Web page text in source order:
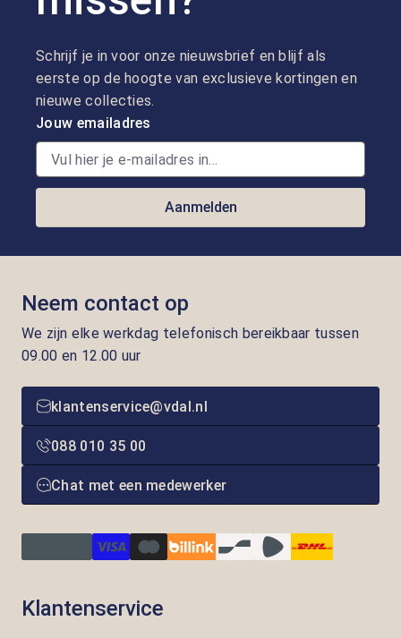
Schrijf je in voor onze nieuwsbrief en blijf als
eerste op de hoogte van exclusieve kortingen en
nieuwe collecties.
Jouw emailadres
Aanmelden
Neem contact op
We zijn elke werkdag telefonisch bereikbaar tussen
09.00 en 12.00 uur
klantenservice@vdal.nl
088 010 35 00
Chat met een medewerker
Klantenservice